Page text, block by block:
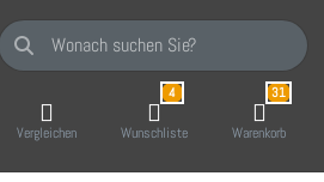
Geben Sie einen Suchbegriff ein. Während
Vergleichen
4
Wunschliste
31
Warenkorb